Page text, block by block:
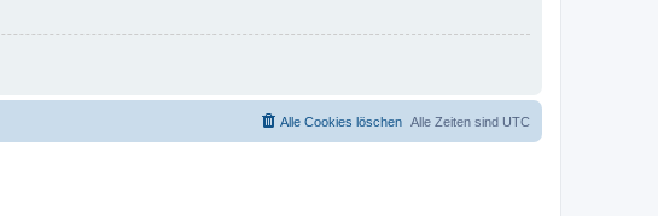
Alle Zeiten sind UTC
Alle Cookies löschen